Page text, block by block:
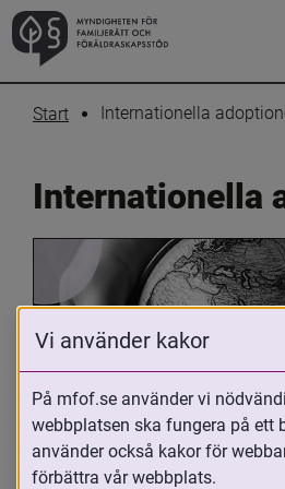
Start Internationella
Internationella
Oavsett om du är
adoptivförälder eller
Vi använder kakor
På mfof.se använder vi
webbplatsen ska fungera på ett
använder också kakor för
förbättra vår webbplats.